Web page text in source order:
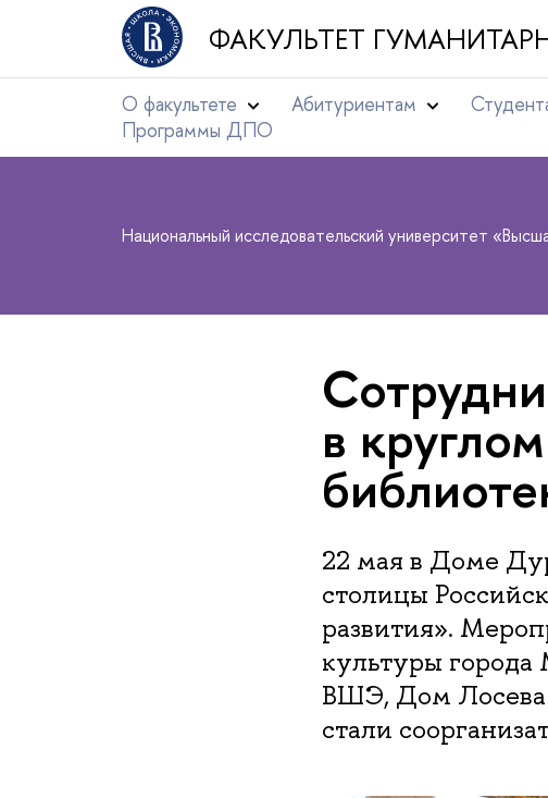
ФАКУЛЬТЕТ
О факультете Абитуриентам
Программы ДПО
Национальный исследовательский университет
в
22 мая в Доме
столицы
развития».
культуры
ВШЭ, Дом Лосева
стали